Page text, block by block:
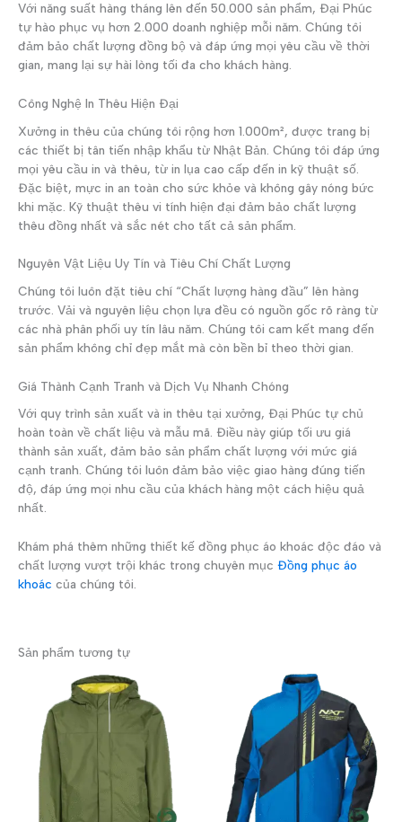
Với năng suất hàng tháng lên đến 50.000 sản phẩm, Đại Phúc
tự hào phục vụ hơn 2.000 doanh nghiệp mỗi năm. Chúng tôi
đảm bảo chất lượng đồng bộ và đáp ứng mọi yêu cầu về thời
gian, mang lại sự hài lòng tối đa cho khách hàng.
Công Nghệ In Thêu Hiện Đại
Xưởng in thêu của chúng tôi rộng hơn 1.000m², được trang bị
các thiết bị tân tiến nhập khẩu từ Nhật Bản. Chúng tôi đáp ứng
mọi yêu cầu in và thêu, từ in lụa cao cấp đến in kỹ thuật số.
Đặc biệt, mực in an toàn cho sức khỏe và không gây nóng bức
khi mặc. Kỹ thuật thêu vi tính hiện đại đảm bảo chất lượng
thêu đồng nhất và sắc nét cho tất cả sản phẩm.
Nguyên Vật Liệu Uy Tín và Tiêu Chí Chất Lượng
Chúng tôi luôn đặt tiêu chí “Chất lượng hàng đầu” lên hàng
trước. Vải và nguyên liệu chọn lựa đều có nguồn gốc rõ ràng từ
các nhà phân phối uy tín lâu năm. Chúng tôi cam kết mang đến
sản phẩm không chỉ đẹp mắt mà còn bền bỉ theo thời gian.
Giá Thành Cạnh Tranh và Dịch Vụ Nhanh Chóng
Với quy trình sản xuất và in thêu tại xưởng, Đại Phúc tự chủ
hoàn toàn về chất liệu và mẫu mã. Điều này giúp tối ưu giá
thành sản xuất, đảm bảo sản phẩm chất lượng với mức giá
cạnh tranh. Chúng tôi luôn đảm bảo việc giao hàng đúng tiến
độ, đáp ứng mọi nhu cầu của khách hàng một cách hiệu quả
nhất.
Khám phá thêm những thiết kế đồng phục áo khoác độc đáo và
chất lượng vượt trội khác trong chuyên mục Đồng phục áo
khoác của chúng tôi.
Sản phẩm tương tự